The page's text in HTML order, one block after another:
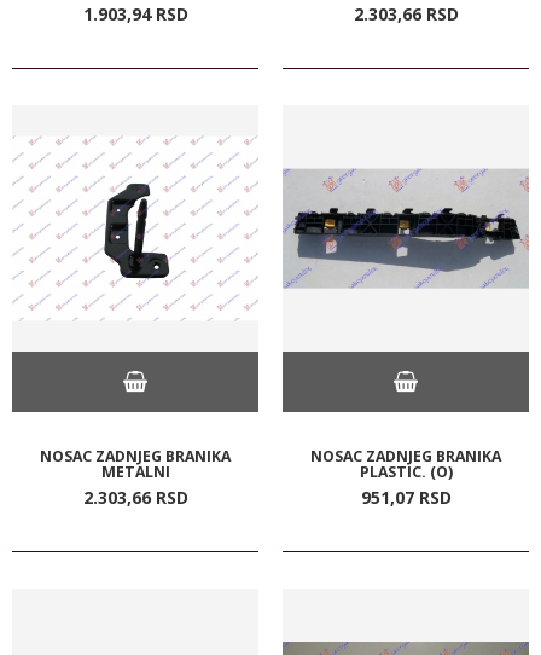
1.903,94 RSD 2.303,66 RSD
NOSAC ZADNJEG BRANIKA
METALNI
2.303,66 RSD
NOSAC ZADNJEG BRANIKA
PLASTIC. (O)
951,07 RSD